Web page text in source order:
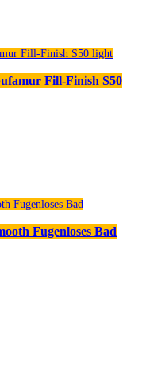
Fill-Finish S50
Fugenloses Bad